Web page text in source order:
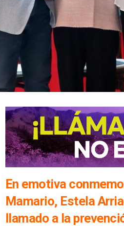
En emotiva
Mamario, Estela
llamado a la